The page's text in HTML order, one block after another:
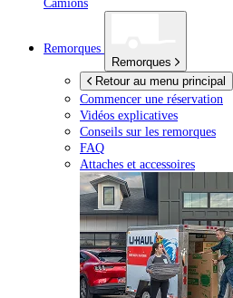
Remorques
Remorques
Retour au menu principal
Commencer une réservation
Vidéos explicatives
Conseils sur les remorques
FAQ
Attaches et accessoires